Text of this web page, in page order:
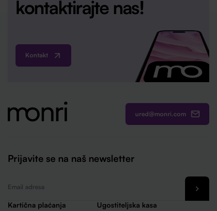
kontaktirajte nas!
Kontakt
ured@monri.com
Prijavite se na naš newsletter
Kartična plaćanja Ugostiteljska kasa